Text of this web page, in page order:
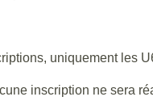
uniquement les
inscription ne sera